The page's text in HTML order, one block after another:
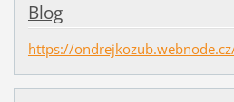
Blog
https://